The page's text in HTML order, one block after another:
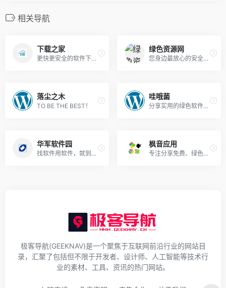
相关导航
下载之家
更快更安全的软件下载基地！
绿色资源网
您身边最放心的安全下载站！
落尘之木
TO BE THE BEST！
哇哦菌
分享实用的绿色软件资源！
华军软件园
找软件用软件，就到华军软件园！
枫音应用
专注分享免费、绿色的实用软件！
极客导航(GEEKNAV)是一个聚焦于互联网前沿行业的网站目
录，汇聚了包括但不限于开发者、设计师、人工智能等技术行
业的素材、工具、资讯的热门网站。